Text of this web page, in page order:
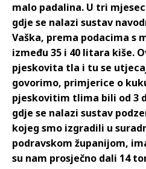
malo padalina. U tri
gdje se nalazi sustav
Vaška, prema podacima s
između 35 i 40 litara kiše.
pjeskovita tla i tu se
govorimo, primjerice o
pjeskovitim tlima bili od 3
gdje se nalazi sustav
kojeg smo izgradili u
podravskom županijom,
su nam prosječno dali 14